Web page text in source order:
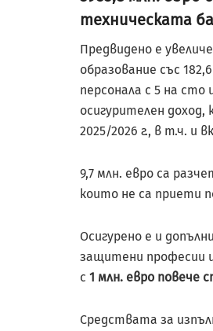
техническата
Предвидено е
образование със
персонала с 5 на
осигурителен
2025/2026 г., в т.ч. и
9,7 млн. евро са
които не са приети
Осигурено е и
защитени професии
с 1 млн. евро повече
Средствата за